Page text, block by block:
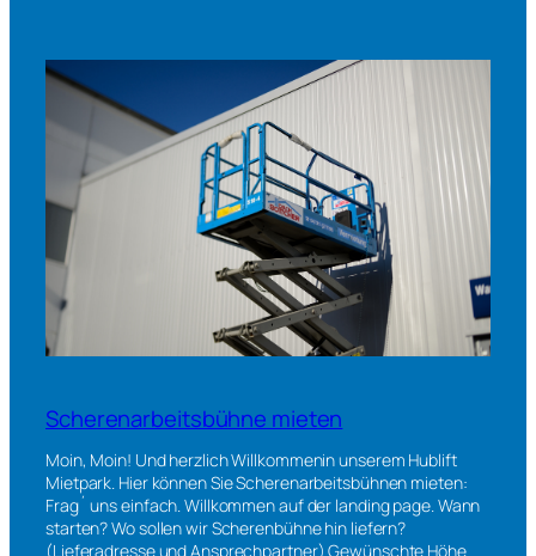
Scherenarbeitsbühne mieten
Moin, Moin! Und herzlich Willkommenin unserem Hublift
Mietpark. Hier können Sie Scherenarbeitsbühnen mieten:
Frag´ uns einfach. Willkommen auf der landing page. Wann
starten? Wo sollen wir Scherenbühne hin liefern?
(Lieferadresse und Ansprechpartner) Gewünschte Höhe